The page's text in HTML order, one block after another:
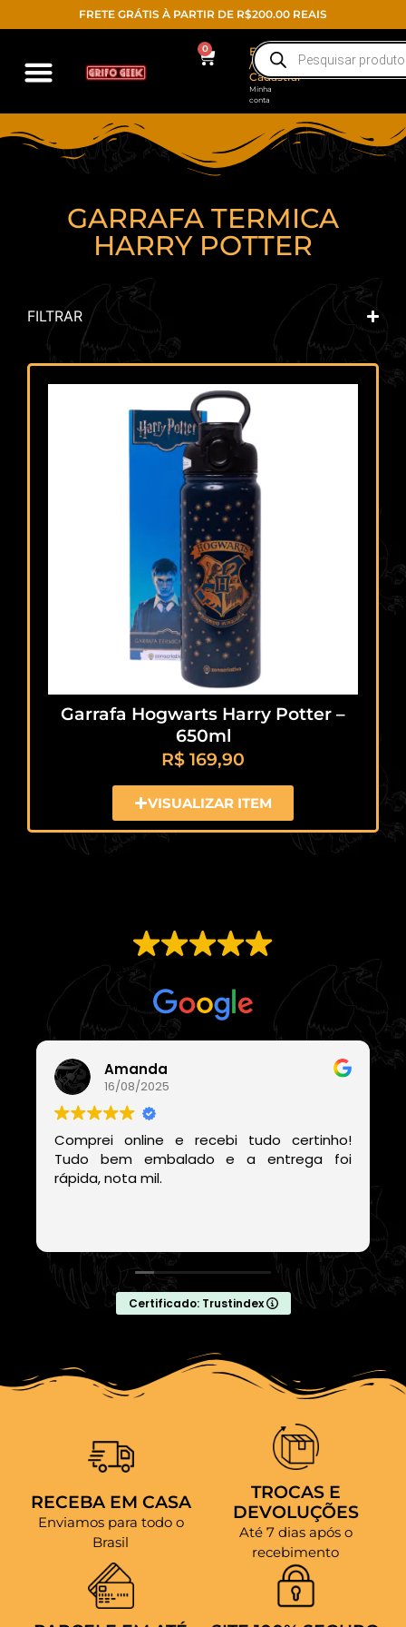
FRETE GRÁTIS À PARTIR DE R$200.00 REAIS
0
Entrar
/
Cadastrar
Minha
conta
GARRAFA TERMICA
HARRY POTTER
FILTRAR
Garrafa Hogwarts Harry Potter –
650ml
R$ 169,90
VISUALIZAR ITEM
Com base em
Amanda
16/08/2025
Comprei online e recebi tudo certinho!
Tudo bem embalado e a entrega foi
rápida, nota mil.
Certificado: Trustindex
RECEBA EM CASA
Enviamos para todo o
Brasil
TROCAS E
DEVOLUÇÕES
Até 7 dias após o
recebimento